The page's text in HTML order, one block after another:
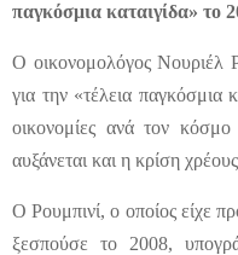
παγκόσμια καταιγίδα» το
Ο οικονομολόγος Νουριέλ
για την «τέλεια παγκόσμια
οικονομίες ανά τον
αυξάνεται και η κρίση
Ο Ρουμπινί, ο οποίος είχε
ξεσπούσε το 2008,